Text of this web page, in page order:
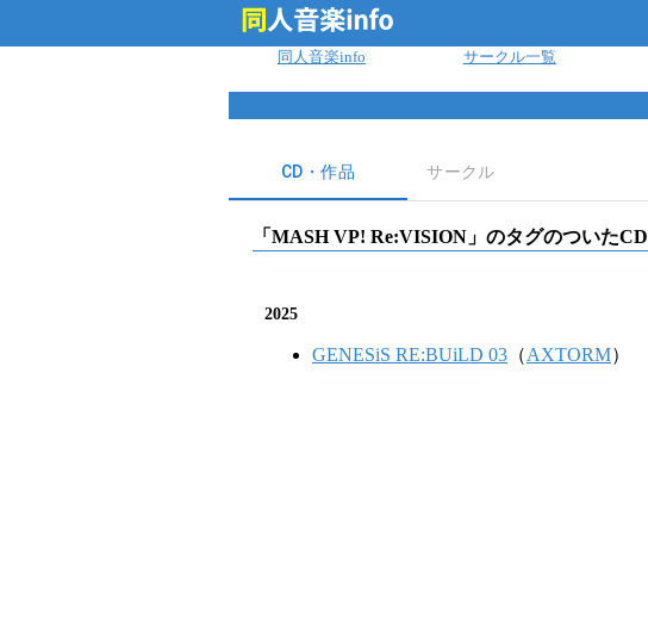
同人音楽info サークル一覧
CD・作品 サークル
「 MASH VP! Re:VISION 」のタグのついたCD
2025
GENESiS RE:BUiLD 03 （AXTORM）